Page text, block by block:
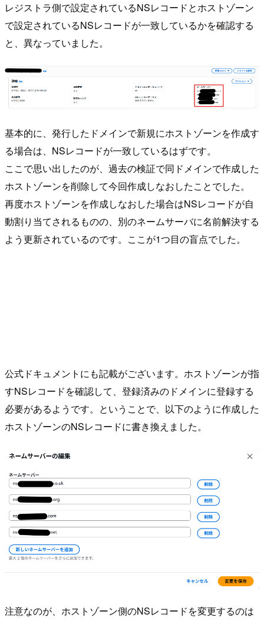
レジストラ側で設定されているNSレコードとホストゾーン
で設定されているNSレコードが一致しているかを確認する
と、異なっていました。
基本的に、発行したドメインで新規にホストゾーンを作成す
る場合は、NSレコードが一致しているはずです。
ここで思い出したのが、過去の検証で同ドメインで作成した
ホストゾーンを削除して今回作成しなおしたことでした。
再度ホストゾーンを作成しなおした場合はNSレコードが自
動割り当てされるものの、別のネームサーバに名前解決する
よう更新されているのです。ここが1つ目の盲点でした。
公式ドキュメントにも記載がございます。ホストゾーンが指
すNSレコードを確認して、登録済みのドメインに登録する
必要があるようです。ということで、以下のように作成した
ホストゾーンのNSレコードに書き換えました。
注意なのが、ホストゾーン側のNSレコードを変更するのは